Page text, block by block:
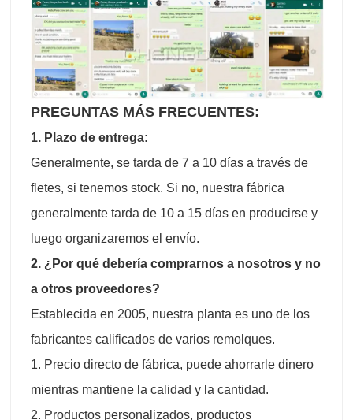
PREGUNTAS MÁS FRECUENTES:
1. Plazo de entrega:
Generalmente, se tarda de 7 a 10 días a través de
fletes, si tenemos stock. Si no, nuestra fábrica
generalmente tarda de 10 a 15 días en producirse y
luego organizaremos el envío.
2. ¿Por qué debería comprarnos a nosotros y no
a otros proveedores?
Establecida en 2005, nuestra planta es uno de los
fabricantes calificados de varios remolques.
1. Precio directo de fábrica, puede ahorrarle dinero
mientras mantiene la calidad y la cantidad.
2. Productos personalizados, productos